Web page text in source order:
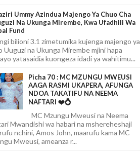
Ummy Azindua Majengo Ya Chuo Cha
Na Ukunga Mirembe, Kwa Ufadhili Wa
Fund
bilioni 3.1 zimetumika kujenga majengo ya
Uuguzi na Ukunga Mirembe mjini hapa
yatasaidia kuongeza idadi ya wahitimu...
Picha 70 : MC MZUNGU MWEUSI
AAGA RASMI UKAPERA, AFUNGA
NDOA TAKATIFU NA NEEMA
NAFTARI ❤️💍
MC Mzungu Mweusi na Neema
Mwandishi wa habari na mshereheshaji
nchini, Amos John, maarufu kama MC
Mweusi, ameanza r...